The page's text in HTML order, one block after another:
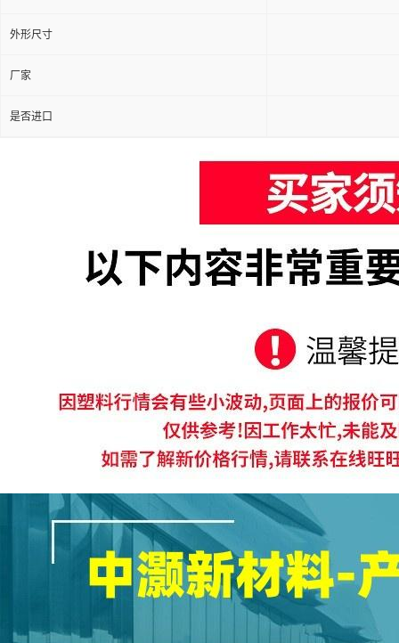
外形尺寸
厂家
是否进口